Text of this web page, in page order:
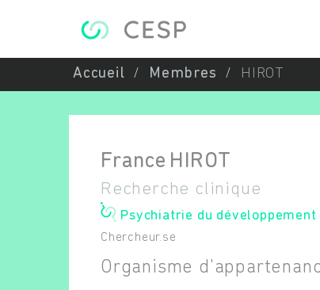
Accueil Membres HIROT
France HIROT
Recherche clinique
Psychiatrie du
Chercheur.se
Organisme